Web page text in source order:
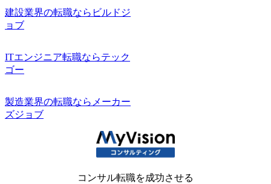
建設業界の転職ならビルドジ
ョブ
ITエンジニア転職ならテック
ゴー
製造業界の転職ならメーカー
ズジョブ
コンサル転職を成功させる